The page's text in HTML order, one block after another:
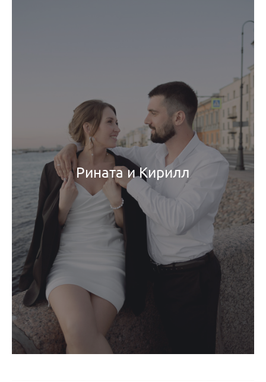
Рината и Кирилл